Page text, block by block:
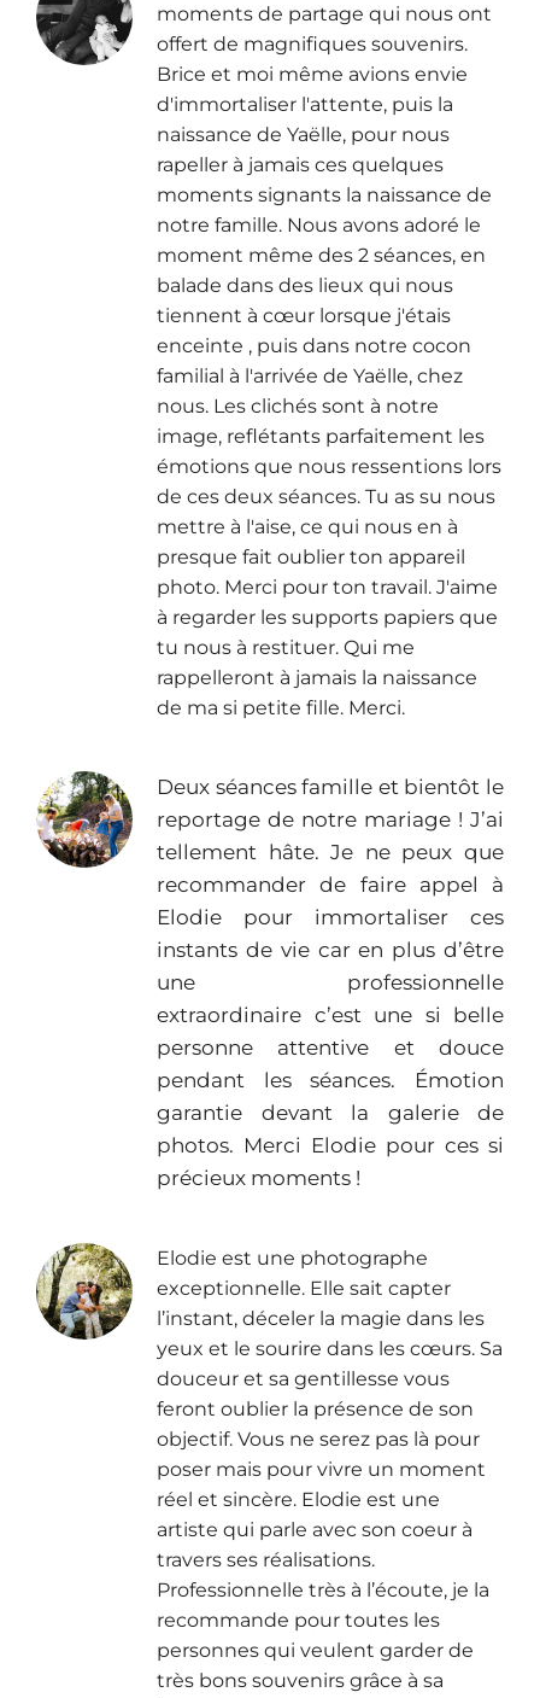
moments de partage qui nous ont
offert de magnifiques souvenirs.
Brice et moi même avions envie
d'immortaliser l'attente, puis la
naissance de Yaëlle, pour nous
rapeller à jamais ces quelques
moments signants la naissance de
notre famille. Nous avons adoré le
moment même des 2 séances, en
balade dans des lieux qui nous
tiennent à cœur lorsque j'étais
enceinte , puis dans notre cocon
familial à l'arrivée de Yaëlle, chez
nous. Les clichés sont à notre
image, reflétants parfaitement les
émotions que nous ressentions lors
de ces deux séances. Tu as su nous
mettre à l'aise, ce qui nous en à
presque fait oublier ton appareil
photo. Merci pour ton travail. J'aime
à regarder les supports papiers que
tu nous à restituer. Qui me
rappelleront à jamais la naissance
de ma si petite fille. Merci.
Deux séances famille et bientôt le
reportage de notre mariage ! J’ai
tellement hâte. Je ne peux que
recommander de faire appel à
Elodie pour immortaliser ces
instants de vie car en plus d’être
une professionnelle
extraordinaire c’est une si belle
personne attentive et douce
pendant les séances. Émotion
garantie devant la galerie de
photos. Merci Elodie pour ces si
précieux moments !
Elodie est une photographe
exceptionnelle. Elle sait capter
l’instant, déceler la magie dans les
yeux et le sourire dans les cœurs. Sa
douceur et sa gentillesse vous
feront oublier la présence de son
objectif. Vous ne serez pas là pour
poser mais pour vivre un moment
réel et sincère. Elodie est une
artiste qui parle avec son coeur à
travers ses réalisations.
Professionnelle très à l’écoute, je la
recommande pour toutes les
personnes qui veulent garder de
très bons souvenirs grâce à sa